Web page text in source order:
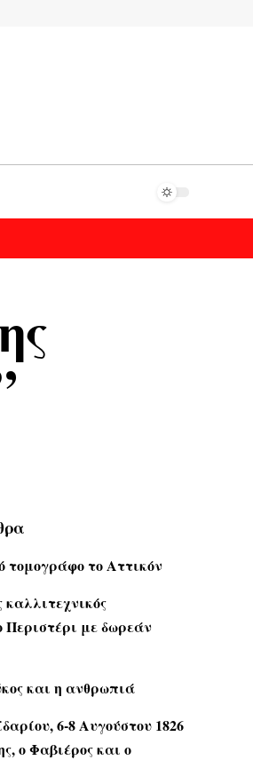
τομογράφο το Αττικόν
Περιστέρι με δωρεάν
και η ανθρωπιά
6-8 Αυγούστου 1826
ο Φαβιέρος και ο